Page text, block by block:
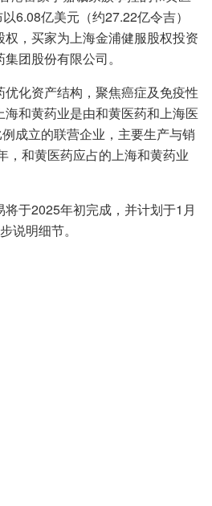
6.08亿美元（约27.22亿令吉）
，买家为上海金浦健服股权投资
团股份有限公司。
化资产结构，聚焦癌症及免疫性
和黄药业是由和黄医药和上海医
成立的联营企业，主要生产与销
，和黄医药应占的上海和黄药业
于2025年初完成，并计划于1月
说明细节。